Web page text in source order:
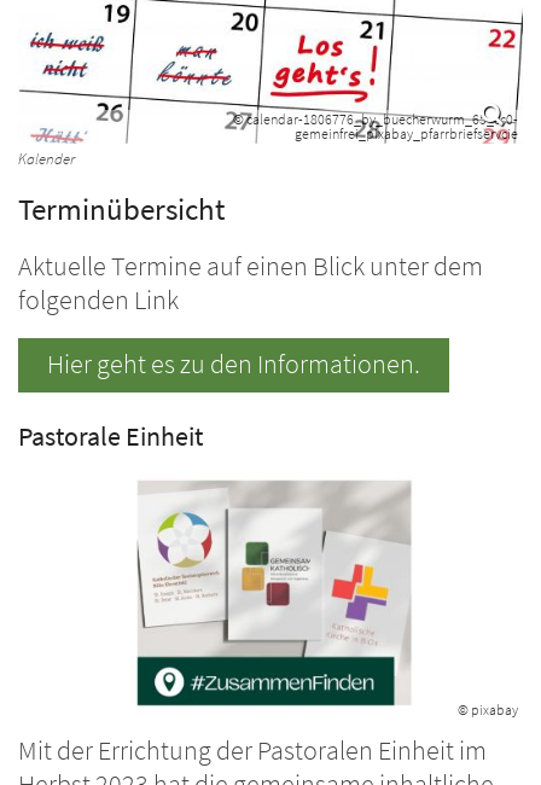
© calendar-1806776_by_buecherwurm_65_cc0-
gemeinfrei_pixabay_pfarrbriefservcie
Kalender
Terminübersicht
Aktuelle Termine auf einen Blick unter dem
folgenden Link
Hier geht es zu den Informationen.
Pastorale Einheit
© pixabay
Mit der Errichtung der Pastoralen Einheit im